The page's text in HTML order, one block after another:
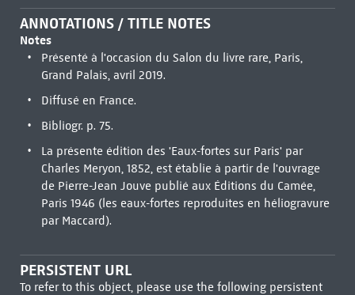
ANNOTATIONS / TITLE NOTES
Notes
Présenté à l'occasion du Salon du livre rare, Paris,
Grand Palais, avril 2019.
Diffusé en France.
Bibliogr. p. 75.
La présente édition des 'Eaux-fortes sur Paris' par
Charles Meryon, 1852, est établie à partir de l'ouvrage
de Pierre-Jean Jouve publié aux Éditions du Camée,
Paris 1946 (les eaux-fortes reproduites en héliogravure
par Maccard).
PERSISTENT URL
To refer to this object, please use the following persistent